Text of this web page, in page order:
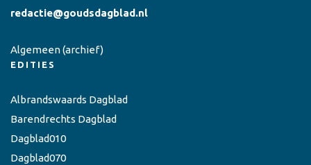
redactie@goudsdagblad.nl
Algemeen(archief)
EDITIES
Albrandswaards Dagblad
Barendrechts Dagblad
Dagblad010
Dagblad070